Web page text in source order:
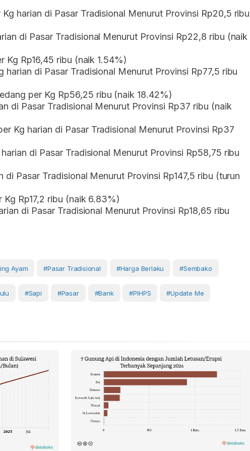
harian di Pasar Tradisional Menurut Provinsi Rp20,5 ribu
di Pasar Tradisional Menurut Provinsi Rp22,8 ribu (naik
Kg Rp16,45 ribu (naik 1.54%)
harian di Pasar Tradisional Menurut Provinsi Rp77,5 ribu
per Kg Rp56,25 ribu (naik 18.42%)
di Pasar Tradisional Menurut Provinsi Rp37 ribu (naik
Kg harian di Pasar Tradisional Menurut Provinsi Rp37
di Pasar Tradisional Menurut Provinsi Rp58,75 ribu
di Pasar Tradisional Menurut Provinsi Rp147,5 ribu (turun
Rp17,2 ribu (naik 6.83%)
di Pasar Tradisional Menurut Provinsi Rp18,65 ribu
Ayam #Pasar Tradisional #harga Berlaku #Sembako
#Sapi #Pasar #Bank #PIHPS #Update Me